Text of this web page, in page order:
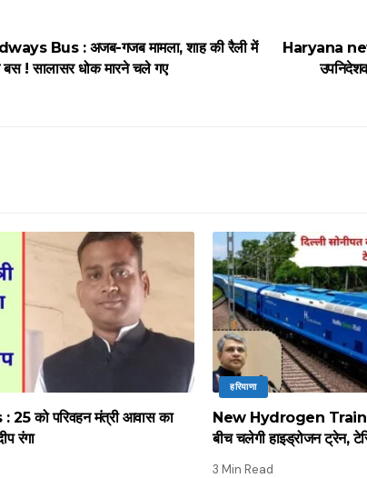
Bus : अजब-गजब मामला, शाह की रैली में
बस ! सालासर धोक मारने चले गए
Haryana
को परिवहन मंत्री आवास का
रंगा
हरियाणा
New Hydrogen Train :
बीच चलेगी हाइड्रोजन ट्रेन,
3 Min Read